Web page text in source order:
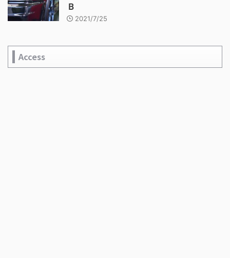
Ｂ
2021/7/25
Access